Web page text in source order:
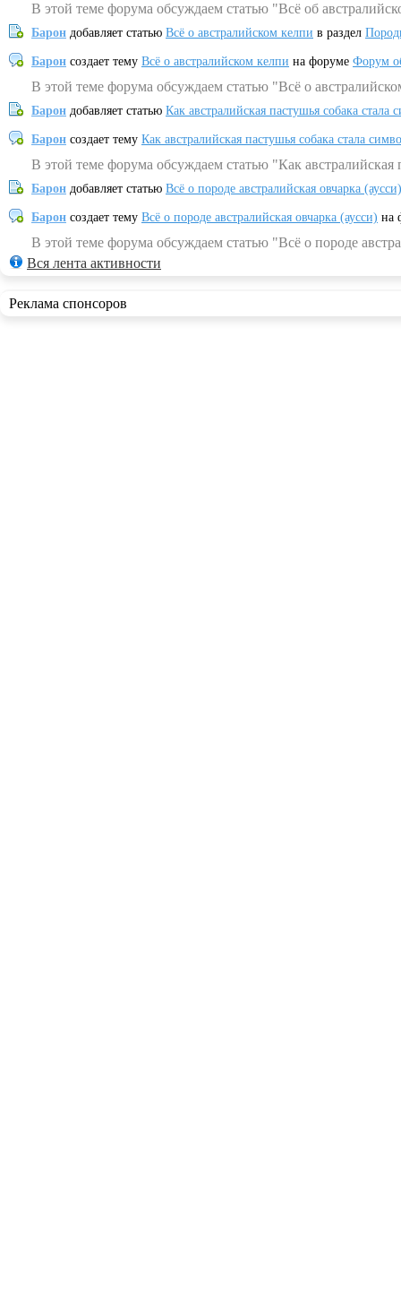
В этой теме форума обсуждаем статью "Всё об
Барон добавляет статью Всё о австралийском келпи в раздел
Барон создает тему Всё о австралийском келпи на форуме Форум
В этой теме форума обсуждаем статью "Всё о
Барон добавляет статью Как австралийская пастушья собака
Барон создает тему Как австралийская пастушья собака стала
В этой теме форума обсуждаем статью "Как
Барон добавляет статью Всё о породе австралийская овчарка (аусси)
Барон создает тему Всё о породе австралийская овчарка (аусси) на
В этой теме форума обсуждаем статью "Всё о породе
Вся лента активности
Реклама спонсоров